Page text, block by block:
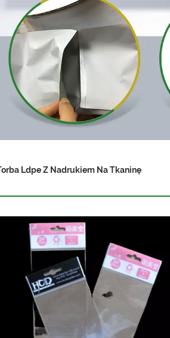
Ldpe Z Nadrukiem Na Tkaninę